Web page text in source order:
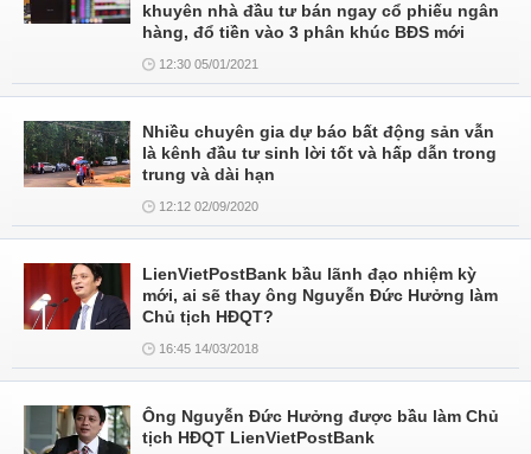
khuyên nhà đầu tư bán ngay cổ phiếu ngân
hàng, đổ tiền vào 3 phân khúc BĐS mới
12:30 05/01/2021
Nhiều chuyên gia dự báo bất động sản vẫn
là kênh đầu tư sinh lời tốt và hấp dẫn trong
trung và dài hạn
12:12 02/09/2020
LienVietPostBank bầu lãnh đạo nhiệm kỳ
mới, ai sẽ thay ông Nguyễn Đức Hưởng làm
Chủ tịch HĐQT?
16:45 14/03/2018
Ông Nguyễn Đức Hưởng được bầu làm Chủ
tịch HĐQT LienVietPostBank